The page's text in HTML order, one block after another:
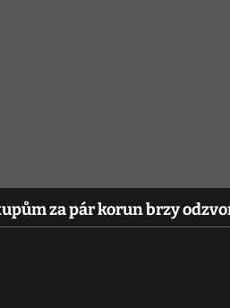
za pár korun brzy